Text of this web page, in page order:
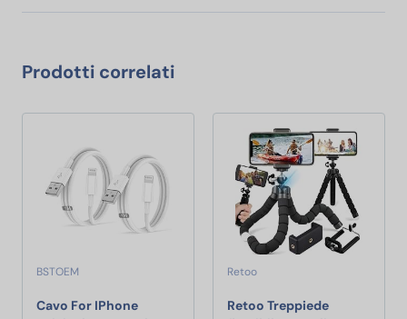
Prodotti correlati
BSTOEM
Cavo For IPhone
Retoo
Retoo Treppiede